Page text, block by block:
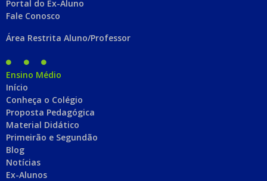
Portal do Ex-Aluno
Fale Conosco
Área Restrita Aluno/Professor
Ensino Médio
Início
Conheça o Colégio
Proposta Pedagógica
Material Didático
Primeirão e Segundão
Blog
Notícias
Ex-Alunos